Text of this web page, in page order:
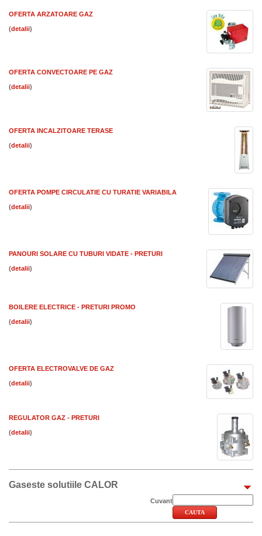
OFERTA ARZATOARE GAZ
( )
OFERTA CONVECTOARE PE GAZ
( )
OFERTA INCALZITOARE TERASE
( )
OFERTA POMPE CIRCULATIE CU TURATIE VARIABILA
( )
PANOURI SOLARE CU TUBURI VIDATE - PRETURI
( )
BOILERE ELECTRICE - PRETURI PROMO
( )
OFERTA ELECTROVALVE DE GAZ
( )
REGULATOR GAZ - PRETURI
( )
Gaseste solutiile CALOR
Cuvant